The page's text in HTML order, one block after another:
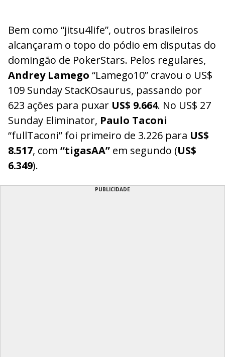
Bem como “jitsu4life”, outros brasileiros
alcançaram o topo do pódio em disputas do
domingão de PokerStars. Pelos regulares,
Andrey Lamego “Lamego10” cravou o US$
109 Sunday StacKOsaurus, passando por
623 ações para puxar US$ 9.664. No US$ 27
Sunday Eliminator, Paulo Taconi
“fullTaconi” foi primeiro de 3.226 para US$
8.517, com “tigasAA” em segundo (US$
6.349).
PUBLICIDADE